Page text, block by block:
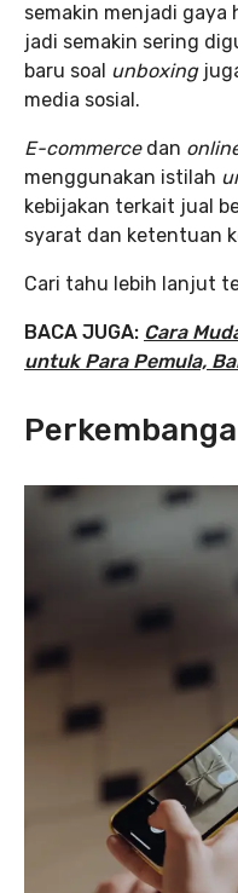
semakin menjadi gaya
jadi semakin sering
baru soal unboxing
media sosial.
E-commercedan
menggunakan istilah
kebijakan terkait jual
syarat dan ketentuan
Cari tahu lebih lanjut
BACA JUGA: Cara
untuk Para Pemula,